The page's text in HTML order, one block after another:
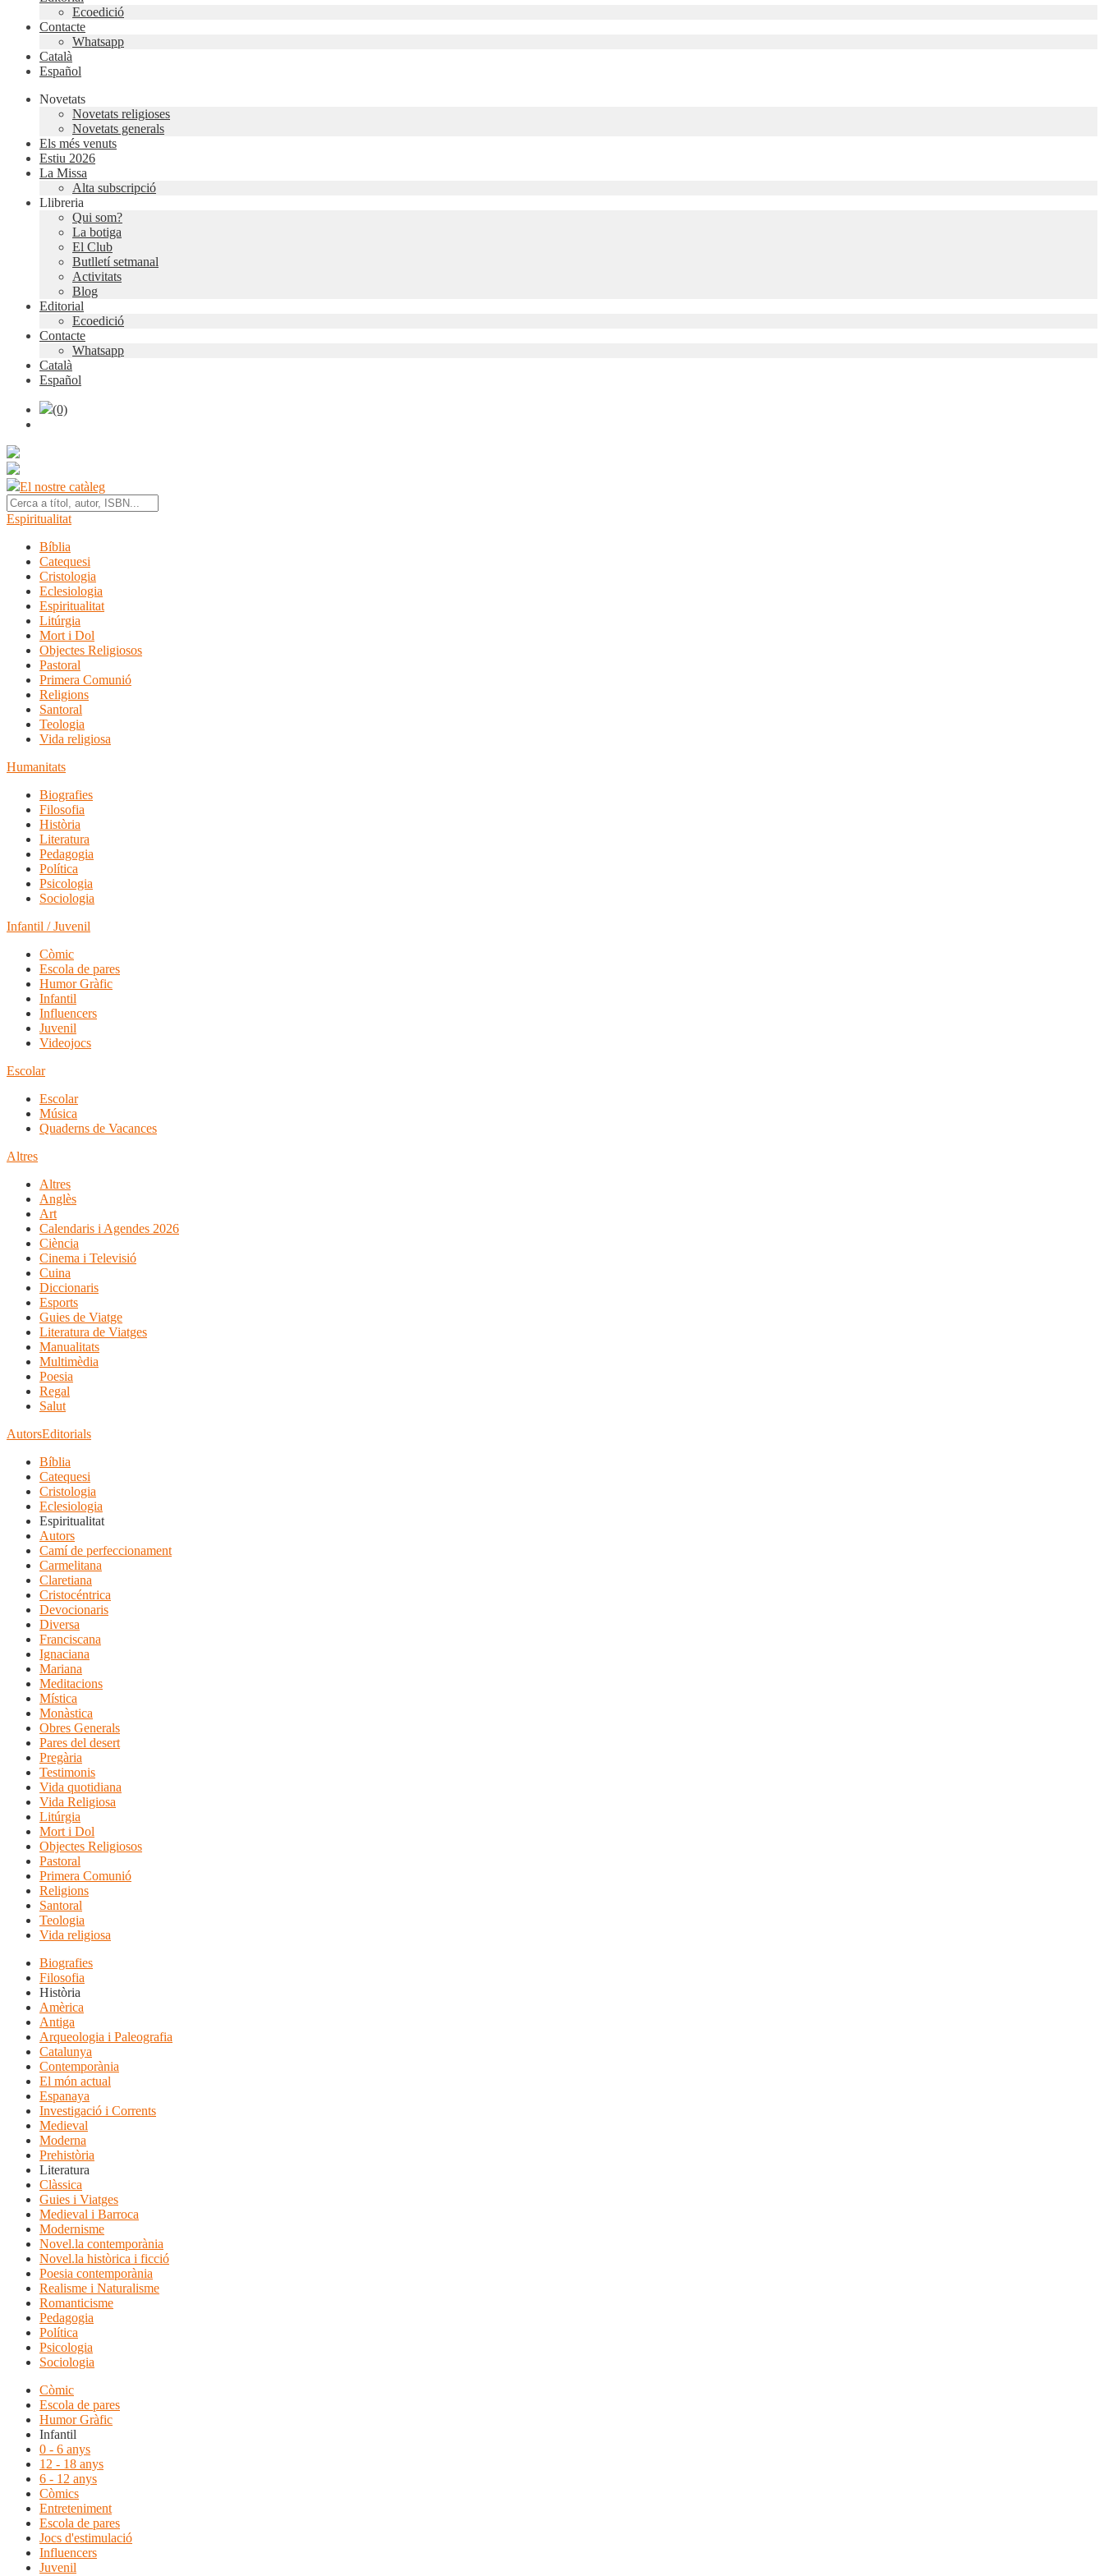
Ecoedició
Contacte
Whatsapp
Català
Español
Novetats
Novetats religioses
Novetats generals
Els més venuts
Estiu 2026
La Missa
Alta subscripció
Llibreria
Qui som?
La botiga
El Club
Butlletí setmanal
Activitats
Blog
Editorial
Ecoedició
Contacte
Whatsapp
Català
Español
(0)
El nostre catàleg
Espiritualitat
Bíblia
Catequesi
Cristologia
Eclesiologia
Espiritualitat
Litúrgia
Mort i Dol
Objectes Religiosos
Pastoral
Primera Comunió
Religions
Santoral
Teologia
Vida religiosa
Humanitats
Biografies
Filosofia
Història
Literatura
Pedagogia
Política
Psicologia
Sociologia
Infantil / Juvenil
Còmic
Escola de pares
Humor Gràfic
Infantil
Influencers
Juvenil
Videojocs
Escolar
Escolar
Música
Quaderns de Vacances
Altres
Altres
Anglès
Art
Calendaris i Agendes 2026
Ciència
Cinema i Televisió
Cuina
Diccionaris
Esports
Guies de Viatge
Literatura de Viatges
Manualitats
Multimèdia
Poesia
Regal
Salut
AutorsEditorials
Bíblia
Catequesi
Cristologia
Eclesiologia
Espiritualitat
Autors
Camí de perfeccionament
Carmelitana
Claretiana
Cristocéntrica
Devocionaris
Diversa
Franciscana
Ignaciana
Mariana
Meditacions
Mística
Monàstica
Obres Generals
Pares del desert
Pregària
Testimonis
Vida quotidiana
Vida Religiosa
Litúrgia
Mort i Dol
Objectes Religiosos
Pastoral
Primera Comunió
Religions
Santoral
Teologia
Vida religiosa
Biografies
Filosofia
Història
Amèrica
Antiga
Arqueologia i Paleografia
Catalunya
Contemporània
El món actual
Espanaya
Investigació i Corrents
Medieval
Moderna
Prehistòria
Literatura
Clàssica
Guies i Viatges
Medieval i Barroca
Modernisme
Novel.la contemporània
Novel.la històrica i ficció
Poesia contemporània
Realisme i Naturalisme
Romanticisme
Pedagogia
Política
Psicologia
Sociologia
Còmic
Escola de pares
Humor Gràfic
Infantil
0 - 6 anys
12 - 18 anys
6 - 12 anys
Còmics
Entreteniment
Escola de pares
Jocs d'estimulació
Influencers
Juvenil